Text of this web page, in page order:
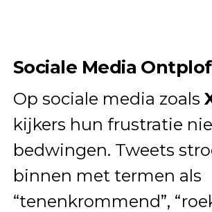
Sociale Media
Op sociale media zoals
kijkers hun frustratie
bedwingen. Tweets
binnen met termen als
“tenenkrommend”,